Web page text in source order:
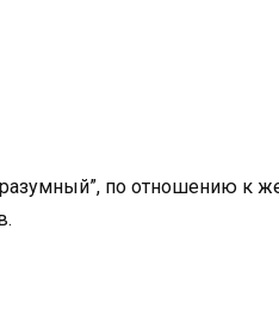
по отношению к